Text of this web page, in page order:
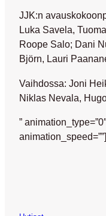
JJK:n
Luka Savela,
Roope Salo; Dani
Björn, Lauri
Vaihdossa: Joni
Niklas Nevala,
”